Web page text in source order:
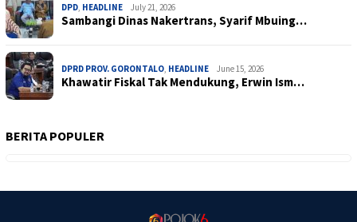
DPD HEADLINE July 21, 2026
Sambangi Dinas Nakertrans, Syarif Mbuing…
DPRD PROV. GORONTALO HEADLINE June 15, 2026
Khawatir Fiskal Tak Mendukung, Erwin Ism…
BERITA POPULER